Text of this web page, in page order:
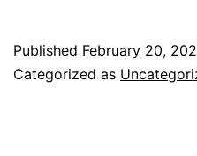
Published February 20,
Categorized as